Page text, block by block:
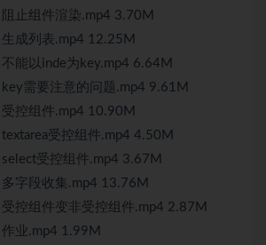
止组件渲染.mp4 3.70M
成列表.mp4 12.25M
能以inde为key.mp4 6.64M
需要注意的问题.mp4 9.61M
控组件.mp4 10.90M
受控组件.mp4 4.50M
受控组件.mp4 3.67M
字段收集.mp4 13.76M
控组件变非受控组件.mp4 2.87M
业.mp4 1.99M